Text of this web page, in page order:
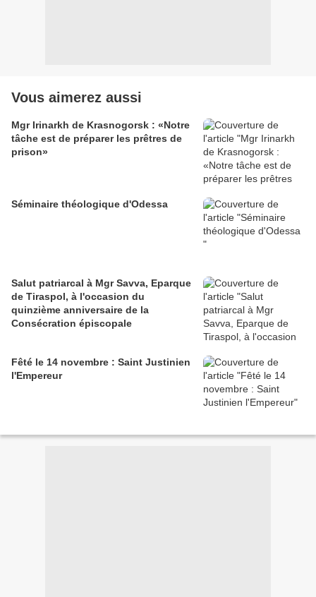
Vous aimerez aussi
Mgr Irinarkh de Krasnogorsk : «Notre
tâche est de préparer les prêtres de
prison»
Séminaire théologique d'Odessa
Salut patriarcal à Mgr Savva, Eparque
de Tiraspol, à l'occasion du
quinzième anniversaire de la
Consécration épiscopale
Fêté le 14 novembre : Saint Justinien
l'Empereur